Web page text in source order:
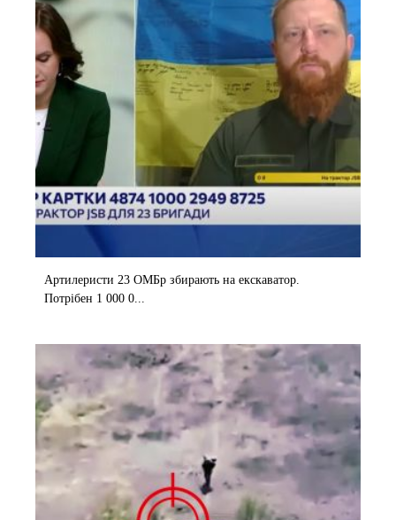
Артилеристи 23 ОМБр збирають на екскаватор.
Потрібен 1 000 0...